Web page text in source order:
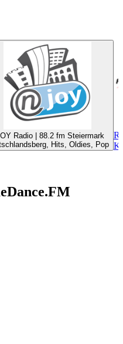
Radio | 88.2 fm Steiermark
Hits, Oldies, Pop